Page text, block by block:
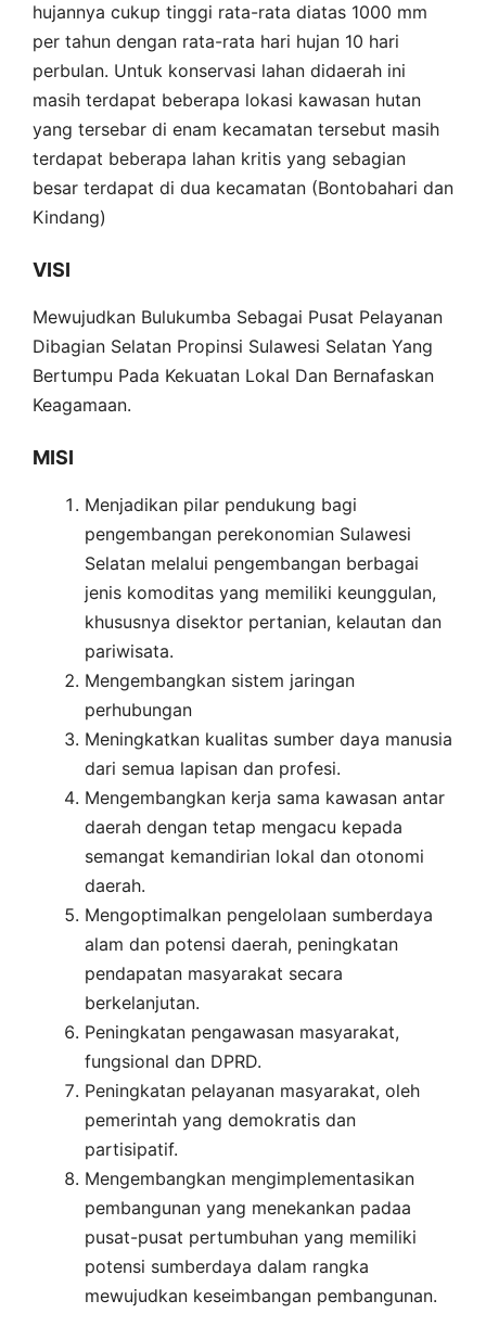
hujannya cukup tinggi rata-rata diatas 1000 mm
per tahun dengan rata-rata hari hujan 10 hari
perbulan. Untuk konservasi lahan didaerah ini
masih terdapat beberapa lokasi kawasan hutan
yang tersebar di enam kecamatan tersebut masih
terdapat beberapa lahan kritis yang sebagian
besar terdapat di dua kecamatan (Bontobahari dan
Kindang)
VISI
Mewujudkan Bulukumba Sebagai Pusat Pelayanan
Dibagian Selatan Propinsi Sulawesi Selatan Yang
Bertumpu Pada Kekuatan Lokal Dan Bernafaskan
Keagamaan.
MISI
Menjadikan pilar pendukung bagi
pengembangan perekonomian Sulawesi
Selatan melalui pengembangan berbagai
jenis komoditas yang memiliki keunggulan,
khususnya disektor pertanian, kelautan dan
pariwisata.
Mengembangkan sistem jaringan
perhubungan
Meningkatkan kualitas sumber daya manusia
dari semua lapisan dan profesi.
Mengembangkan kerja sama kawasan antar
daerah dengan tetap mengacu kepada
semangat kemandirian lokal dan otonomi
daerah.
Mengoptimalkan pengelolaan sumberdaya
alam dan potensi daerah, peningkatan
pendapatan masyarakat secara
berkelanjutan.
Peningkatan pengawasan masyarakat,
fungsional dan DPRD.
Peningkatan pelayanan masyarakat, oleh
pemerintah yang demokratis dan
partisipatif.
Mengembangkan mengimplementasikan
pembangunan yang menekankan padaa
pusat-pusat pertumbuhan yang memiliki
potensi sumberdaya dalam rangka
mewujudkan keseimbangan pembangunan.